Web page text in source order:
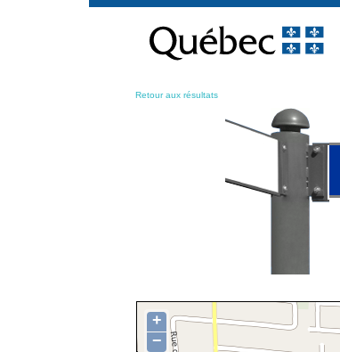
contenu
Retour aux résultats
+
−